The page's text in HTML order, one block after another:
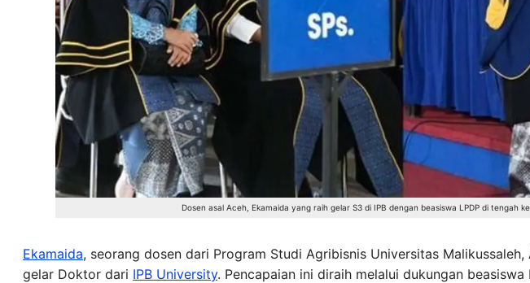
Dosen asal Aceh, Ekamaida yang raih gelar S3 di IPB dengan beasiswa LPDP di tengah
Ekamaida, seorang dosen dari Program Studi Agribisnis Universitas Malikussaleh,
gelar Doktor dari IPB University. Pencapaian ini diraih melalui dukungan beasiswa